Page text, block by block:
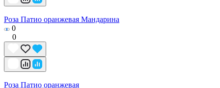
Роза Патио оранжевая Мандарина
0
0
Роза Патио оранжевая